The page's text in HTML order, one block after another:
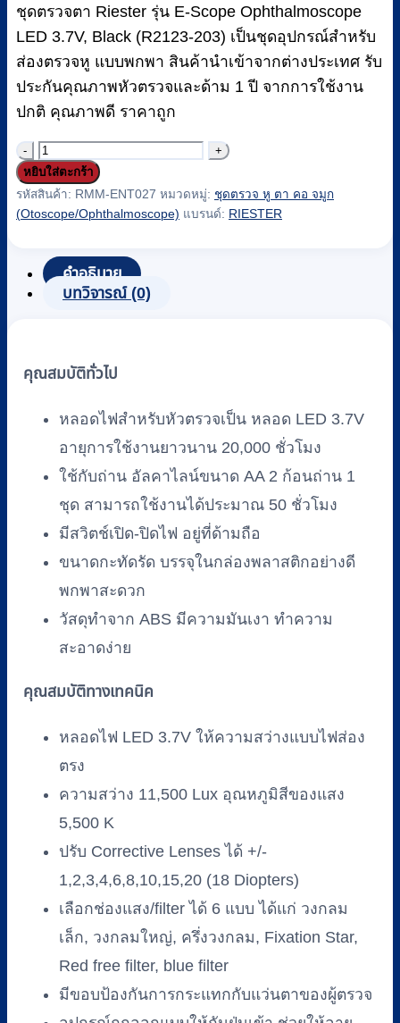
฿9,630.
฿8,800.
ชุดตรวจตา Riester รุ่น E-Scope Ophthalmoscope
LED 3.7V, Black (R2123-203) เป็นชุดอุปกรณ์สำหรับ
ส่องตรวจหู แบบพกพา สินค้านำเข้าจากต่างประเทศ รับ
ประกันคุณภาพหัวตรวจและด้าม 1 ปี จากการใช้งาน
ปกติ คุณภาพดี ราคาถูก
จำนวน
ชุด
ตรวจ
รุ่น
3.7V,
203)
หยิบใส่ตะกร้า
รหัสสินค้า: RMM-ENT027 หมวดหมู่: ชุดตรวจ หู ตา คอ จมูก
(Otoscope/Ophthalmoscope) แบรนด์: RIESTER
คำอธิบาย
บทวิจารณ์ (0)
คุณสมบัติทั่วไป
หลอดไฟสำหรับหัวตรวจเป็น หลอด LED 3.7V
อายุการใช้งานยาวนาน 20,000 ชั่วโมง
ใช้กับถ่าน อัลคาไลน์ขนาด AA 2 ก้อนถ่าน 1
ชุด สามารถใช้งานได้ประมาณ 50 ชั่วโมง
มีสวิตช์เปิด-ปิดไฟ อยู่ที่ด้ามถือ
ขนาดกะทัดรัด บรรจุในกล่องพลาสติกอย่างดี
พกพาสะดวก
วัสดุทำจาก ABS มีความมันเงา ทำความ
สะอาดง่าย
คุณสมบัติทางเทคนิค
หลอดไฟ LED 3.7V ให้ความสว่างแบบไฟส่อง
ตรง
ความสว่าง 11,500 Lux อุณหภูมิสีของแสง
5,500 K
ปรับ Corrective Lenses ได้ +/-
1,2,3,4,6,8,10,15,20 (18 Diopters)
เลือกช่องแสง/filter ได้ 6 แบบ ได้แก่ วงกลม
เล็ก, วงกลมใหญ่, ครึ่งวงกลม, Fixation Star,
Red free filter, blue filter
มีขอบป้องกันการกระแทกกับแว่นตาของผู้ตรวจ